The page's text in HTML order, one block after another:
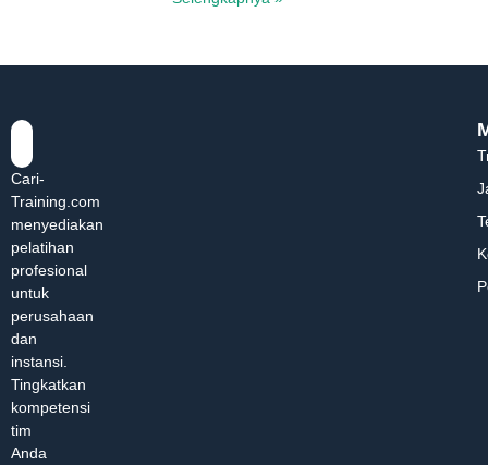
Cari-
Training.com
menyediakan
pelatihan
profesional
untuk
perusahaan
dan
instansi.
Tingkatkan
kompetensi
tim
Anda